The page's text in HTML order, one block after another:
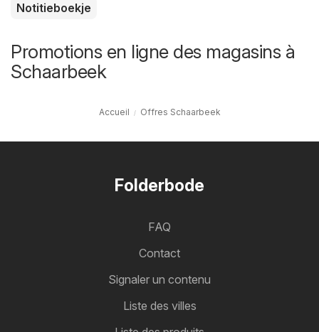
Notitieboekje
Promotions en ligne des magasins à
Schaarbeek
Accueil Offres Schaarbeek
Folderbode
FAQ
Contact
Signaler un contenu
Liste des villes